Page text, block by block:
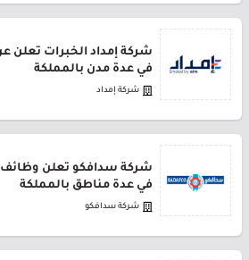
شركة إمداد الخبرات تعلن
في عدة مدن بالمملكة
شركة إمداد
شركة سدافكو تعلن وظائف
في عدة مناطق بالمملكة
شركة سدافكو